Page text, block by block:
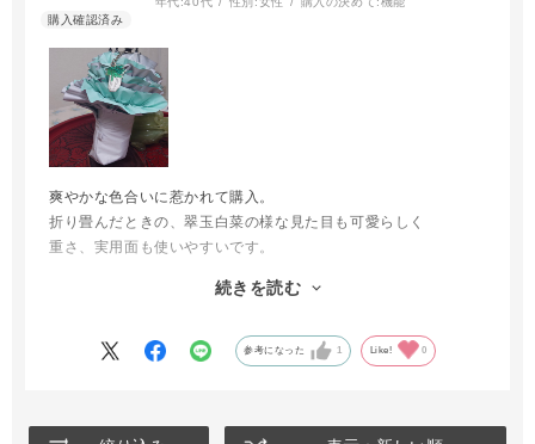
爽やかな色合いに惹かれて購入。
折り畳んだときの、翠玉白菜の様な見た目も可愛らしく
重さ、実用面も使いやすいです。
すぐ元通りになりました。続きを読む
参考になった 1 Like! 0